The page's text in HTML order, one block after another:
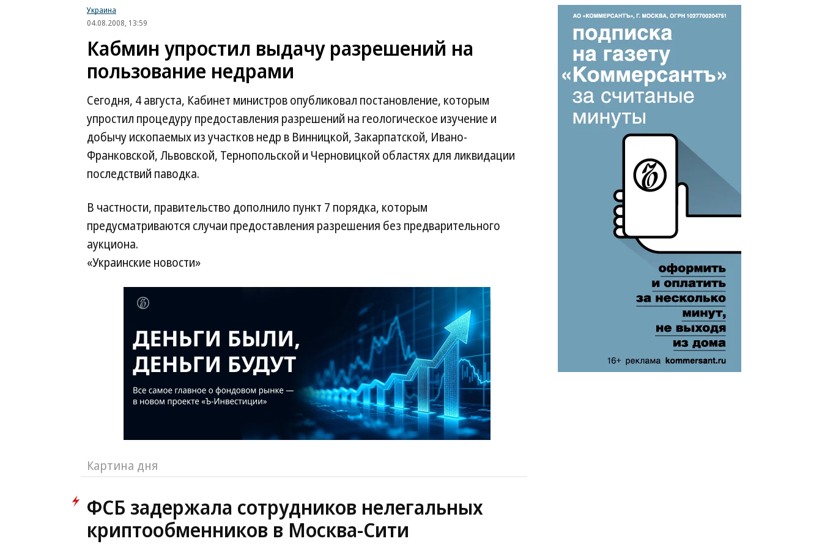
Украина
04.08.2008, 13:59
Кабмин упростил выдачу разрешений на
пользование недрами
Сегодня, 4 августа, Кабинет министров опубликовал постановление, которым
упростил процедуру предоставления разрешений на геологическое изучение и
добычу ископаемых из участков недр в Винницкой, Закарпатской, Ивано-
Франковской, Львовской, Тернопольской и Черновицкой областях для ликвидации
последствий паводка.
В частности, правительство дополнило пункт 7 порядка, которым
предусматриваются случаи предоставления разрешения без предварительного
аукциона.
«Украинские новости»
Картина дня
ФСБ задержала сотрудников нелегальных
криптообменников в Москва-Сити